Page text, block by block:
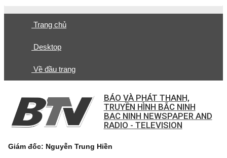
Trang chủ
Desktop
Về đầu trang
BÁO VÀ PHÁT THANH,
TRUYỀN HÌNH BẮC NINH
BAC NINH NEWSPAPER AND
RADIO - TELEVISION
Giám đốc: Nguyễn Trung Hiền